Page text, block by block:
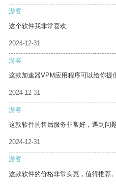
游客
这个软件我非常喜欢
2024-12-31
游客
这款加速器VPM应用程序可以给你提
2024-12-31
游客
这款软件的售后服务非常好，遇到问
2024-12-31
游客
这款软件的价格非常实惠，值得推荐。